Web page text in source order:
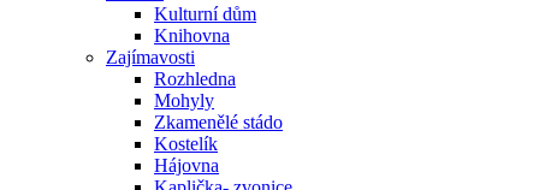
Kulturní dům
Knihovna
Zajímavosti
Rozhledna
Mohyly
Zkamenělé stádo
Kostelík
Hájovna